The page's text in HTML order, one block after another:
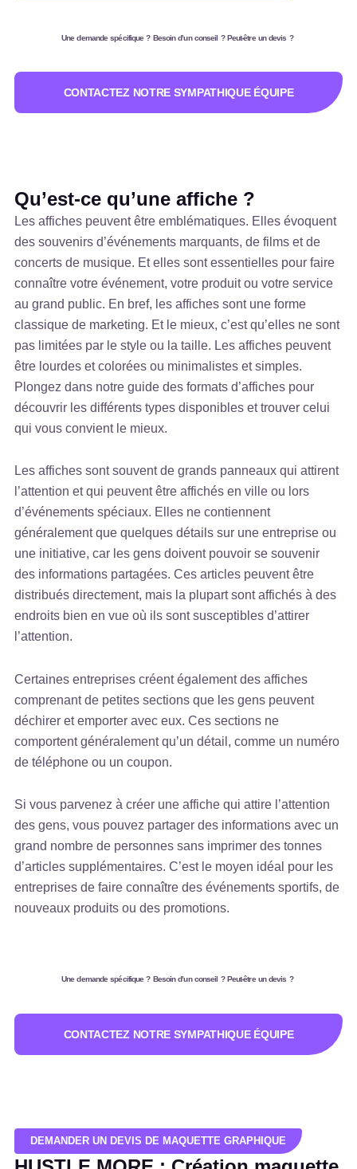
Une demande spécifique ? Besoin d’un conseil ? Peut-être un devis ?
CONTACTEZ NOTRE SYMPATHIQUE ÉQUIPE
Qu’est-ce qu’une affiche ?
Les affiches peuvent être emblématiques. Elles évoquent
des souvenirs d’événements marquants, de films et de
concerts de musique. Et elles sont essentielles pour faire
connaître votre événement, votre produit ou votre service
au grand public. En bref, les affiches sont une forme
classique de marketing. Et le mieux, c’est qu’elles ne sont
pas limitées par le style ou la taille. Les affiches peuvent
être lourdes et colorées ou minimalistes et simples.
Plongez dans notre guide des formats d’affiches pour
découvrir les différents types disponibles et trouver celui
qui vous convient le mieux.
Les affiches sont souvent de grands panneaux qui attirent
l’attention et qui peuvent être affichés en ville ou lors
d’événements spéciaux. Elles ne contiennent
généralement que quelques détails sur une entreprise ou
une initiative, car les gens doivent pouvoir se souvenir
des informations partagées. Ces articles peuvent être
distribués directement, mais la plupart sont affichés à des
endroits bien en vue où ils sont susceptibles d’attirer
l’attention.
Certaines entreprises créent également des affiches
comprenant de petites sections que les gens peuvent
déchirer et emporter avec eux. Ces sections ne
comportent généralement qu’un détail, comme un numéro
de téléphone ou un coupon.
Si vous parvenez à créer une affiche qui attire l’attention
des gens, vous pouvez partager des informations avec un
grand nombre de personnes sans imprimer des tonnes
d’articles supplémentaires. C’est le moyen idéal pour les
entreprises de faire connaître des événements sportifs, de
nouveaux produits ou des promotions.
Une demande spécifique ? Besoin d’un conseil ? Peut-être un devis ?
CONTACTEZ NOTRE SYMPATHIQUE ÉQUIPE
DEMANDER UN DEVIS DE MAQUETTE GRAPHIQUE